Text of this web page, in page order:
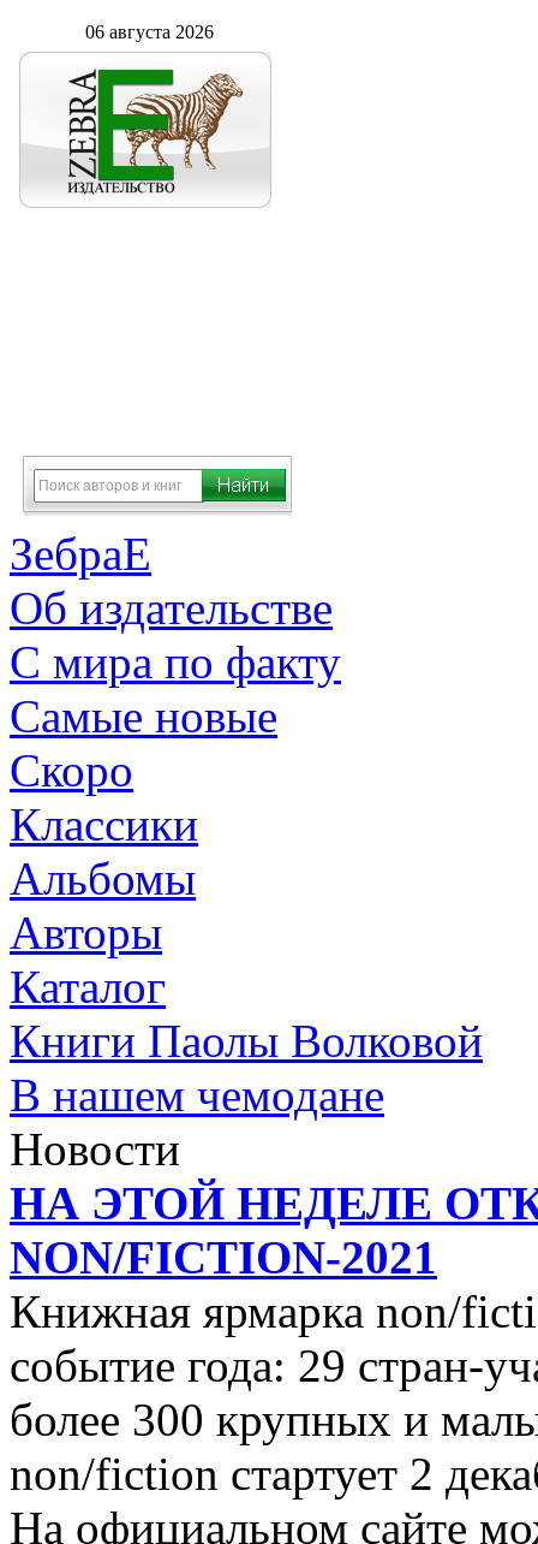
06 августа 2026
ЗебраЕ
Об издательстве
С мира по факту
Самые новые
Скоро
Классики
Альбомы
Авторы
Каталог
Книги Паолы Волковой
В нашем чемодане
Новости
НА ЭТОЙ НЕДЕЛЕ
NON/FICTION-2021
Книжная ярмарка non/
событие года: 29 стран-
более 300 крупных и
non/fiction стартует 2
На официальном сайте